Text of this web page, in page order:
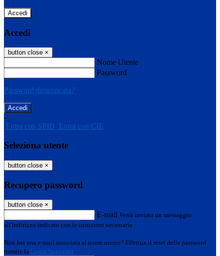
Accedi
Accedi
button close ×
Nome Utente
Password
Password dimenticata?
-
Entra con SPID Entra con CIE
Seleziona utente
button close ×
Recupero password
button close ×
E-mail Verrà inviato un messaggio
all'indirizzo indicato con le istruzioni necessarie.
Non hai una e-mail associata al nome utente? Effettua il reset della password
tramite la Login Spaggiari